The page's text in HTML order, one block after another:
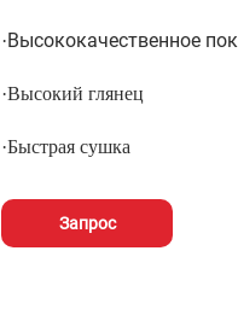
·Высококачественное
·Высокий глянец
·Быстрая сушка
Запрос